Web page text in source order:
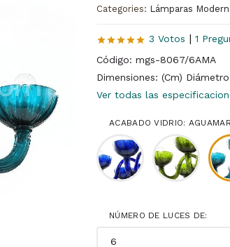
Categories: Lámparas
3 Votos | 1
Código: mgs-8067/6AMA
Dimensiones: (Cm)
Ver todas las
ACABADO VIDRIO:
NÚMERO DE LUCES DE: